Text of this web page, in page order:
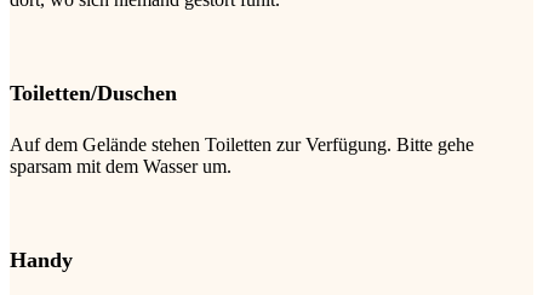
Toiletten/Duschen
Auf dem Gelände stehen Toiletten zur Verfügung. Bitte gehe
sparsam mit dem Wasser um.
Handy